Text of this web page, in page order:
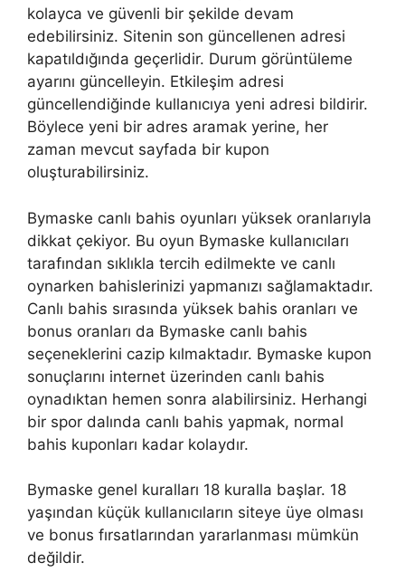
kolayca ve güvenli bir şekilde devam
edebilirsiniz. Sitenin son güncellenen adresi
kapatıldığında geçerlidir. Durum görüntüleme
ayarını güncelleyin. Etkileşim adresi
güncellendiğinde kullanıcıya yeni adresi bildirir.
Böylece yeni bir adres aramak yerine, her
zaman mevcut sayfada bir kupon
oluşturabilirsiniz.
Bymaske canlı bahis oyunları yüksek oranlarıyla
dikkat çekiyor. Bu oyun Bymaske kullanıcıları
tarafından sıklıkla tercih edilmekte ve canlı
oynarken bahislerinizi yapmanızı sağlamaktadır.
Canlı bahis sırasında yüksek bahis oranları ve
bonus oranları da Bymaske canlı bahis
seçeneklerini cazip kılmaktadır. Bymaske kupon
sonuçlarını internet üzerinden canlı bahis
oynadıktan hemen sonra alabilirsiniz. Herhangi
bir spor dalında canlı bahis yapmak, normal
bahis kuponları kadar kolaydır.
Bymaske genel kuralları 18 kuralla başlar. 18
yaşından küçük kullanıcıların siteye üye olması
ve bonus fırsatlarından yararlanması mümkün
değildir.